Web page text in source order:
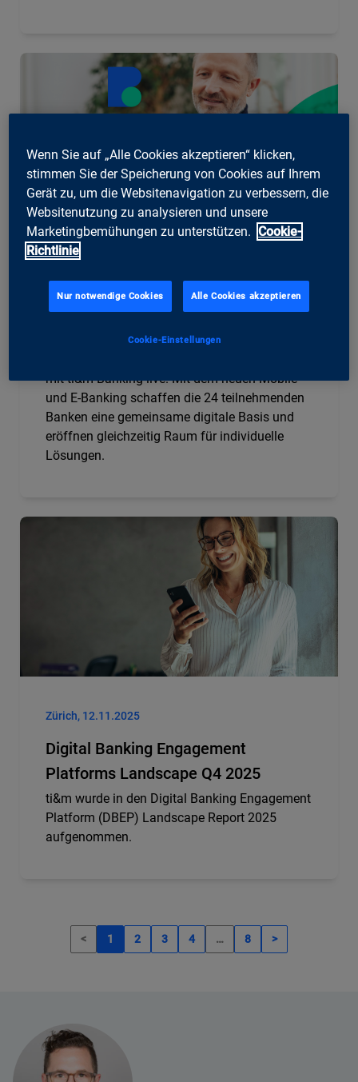
Zürich, 16.12.2025
24 Banken, eine Plattform: ti&m
realisiert Mobile- und E-Banking für
ESPRIT Netzwerk
mit ti&m Banking live. Mit dem neuen Mobile-
und E-Banking schaffen die 24 teilnehmenden
Banken eine gemeinsame digitale Basis und
eröffnen gleichzeitig Raum für individuelle
Lösungen.
Zürich, 12.11.2025
Digital Banking Engagement
Platforms Landscape Q4 2025
ti&m wurde in den Digital Banking Engagement
Platform (DBEP) Landscape Report 2025
aufgenommen.
< 1 2 3 4 … 8 >
Wenn Sie auf „Alle Cookies akzeptieren“ klicken,
stimmen Sie der Speicherung von Cookies auf Ihrem
Gerät zu, um die Websitenavigation zu verbessern, die
Websitenutzung zu analysieren und unsere
Marketingbemühungen zu unterstützen. Cookie-
Richtlinie
Nur notwendige Cookies Alle Cookies akzeptieren
Cookie-Einstellungen